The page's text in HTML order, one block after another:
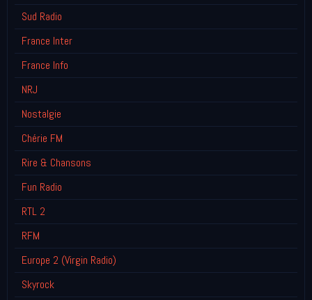
Sud Radio
France Inter
France Info
NRJ
Nostalgie
Chérie FM
Rire & Chansons
Fun Radio
RTL 2
RFM
Europe 2 (Virgin Radio)
Skyrock